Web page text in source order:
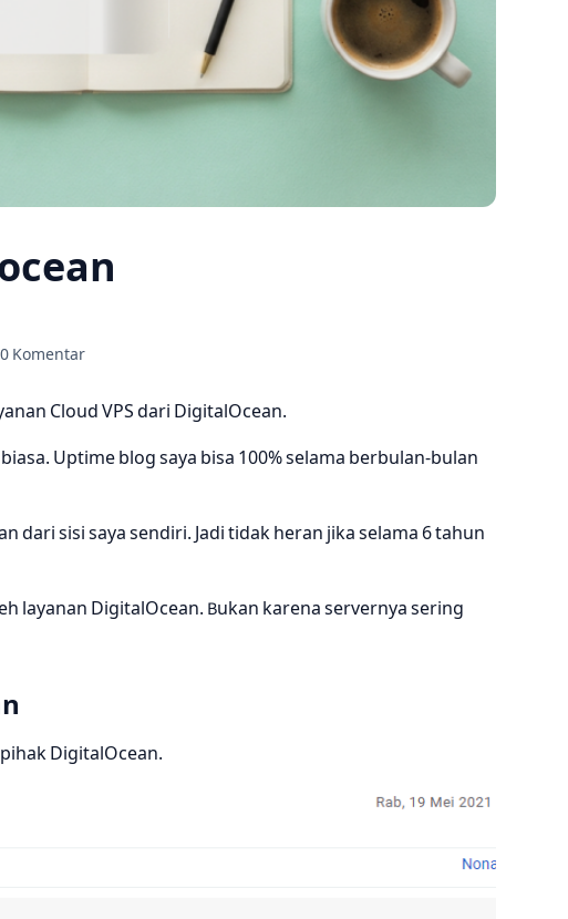
0 Komentar
Cloud VPS dari DigitalOcean.
Uptime blog saya bisa 100% selama berbulan-bulan
dari sisi saya sendiri. Jadi tidak heran jika selama 6 tahun
layanan DigitalOcean. Bukan karena servernya sering
DigitalOcean.